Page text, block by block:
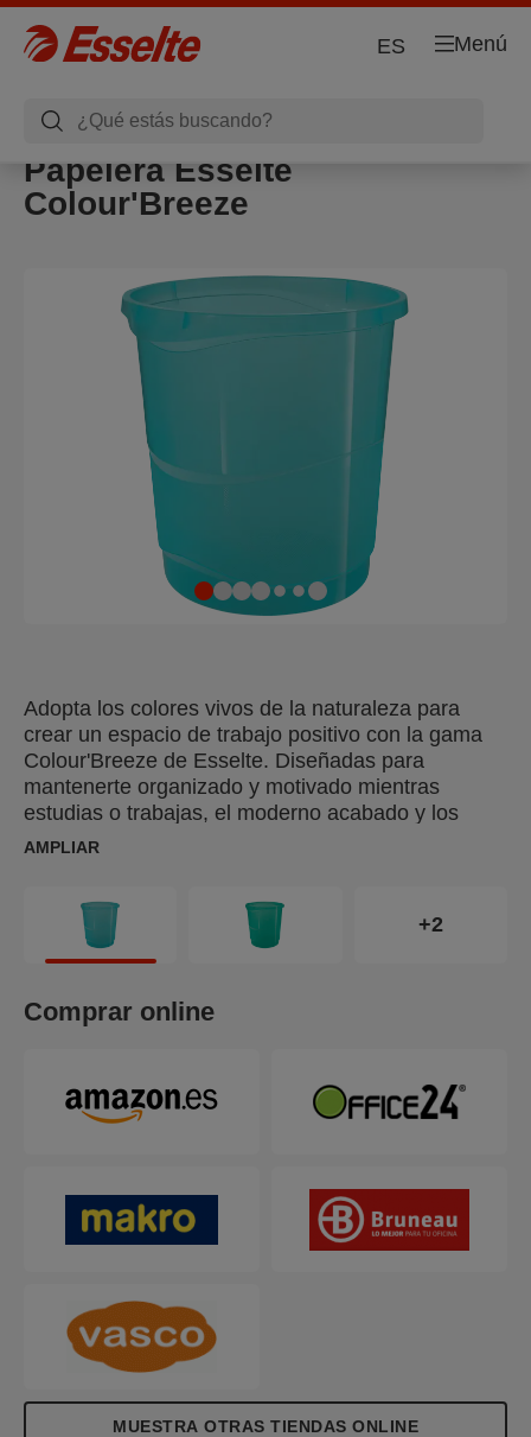
Menú
ES
Papelera Esselte
Colour'Breeze
Adopta los colores vivos de la naturaleza para
crear un espacio de trabajo positivo con la gama
Colour'Breeze de Esselte. Diseñadas para
mantenerte organizado y motivado mientras
estudias o trabajas, el moderno acabado y los
relajantes colores te harán soñar con tu próxima
todos los residuos en casa, en la escuela o en la
oficina. Con su generosa capacidad de 14 litros,
esta papelera decorativa es adecuada para todas
sus necesidades de basura y reciclaje. Cuenta con
una práctica asa de transporte integrada y un
y acabados con el fresco y moderno diseño en
relieve de Colour'Breeze. ¡Una brisa fresca en tu
AMPLIAR
+2
Comprar online
MUESTRA OTRAS TIENDAS ONLINE